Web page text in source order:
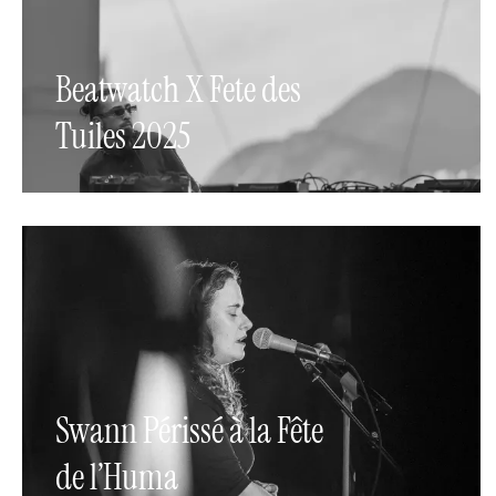
Beatwatch X Fete des
Tuiles 2025
Swann Périssé à la Fête
de l’Huma